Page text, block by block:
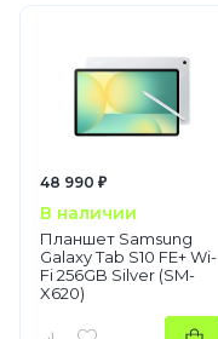
48 990 ₽
В наличии
Планшет Samsung
Galaxy Tab S10 FE+ Wi-
Fi 256GB Silver (SM-
X620)